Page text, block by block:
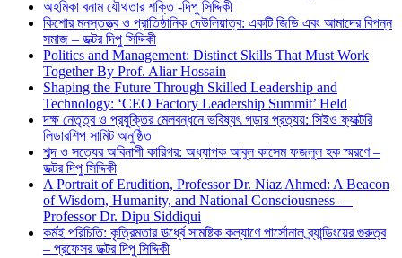
অহমিকা বনাম যৌথতার শক্তি -দিপু সিদ্দিকী
কিশোর মনস্তত্ত্ব ও প্রাতিষ্ঠানিক দেউলিয়াত্ব: একটি জিডি এবং আমাদের বিপন্ন
সমাজ – ডক্টর দিপু সিদ্দিকী
Politics and Management: Distinct Skills That Must Work
Together By Prof. Aliar Hossain
Shaping the Future Through Skilled Leadership and
Technology: ‘CEO Factory Leadership Summit’ Held
দক্ষ নেতৃত্ব ও প্রযুক্তির মেলবন্ধনে ভবিষ্যৎ গড়ার প্রত্যয়: সিইও ফ্যাক্টরি
লিডারশিপ সামিট অনুষ্ঠিত
শব্দ ও সত্যের অবিনাশী কারিগর: অধ্যাপক আবুল কাসেম ফজলুল হক স্মরণে –
ডক্টর দিপু সিদ্দিকী
A Portrait of Erudition, Professor Dr. Niaz Ahmed: A Beacon
of Wisdom, Humanity, and National Consciousness —
Professor Dr. Dipu Siddiqui
কর্মই পরিচিতি: কৃত্রিমতার ঊর্ধ্বে সামষ্টিক কল্যাণে পার্সোনাল ব্র্যান্ডিংয়ের গুরুত্ব
– প্রফেসর ডক্টর দিপু সিদ্দিকী